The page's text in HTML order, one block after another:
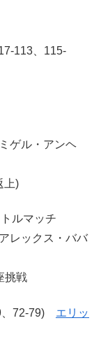
113、115-
ゲル・アンヘ
上)
ルマッチ
レックス・ババ
挑戦
、72-79) エリッ